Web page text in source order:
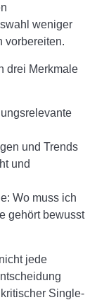
weniger
vorbereiten.
drei Merkmale
und Trends
und
Wo muss ich
gehört bewusst
jede
Single-